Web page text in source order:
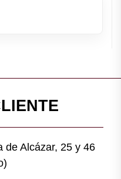
de Alcázar, 25 y 46